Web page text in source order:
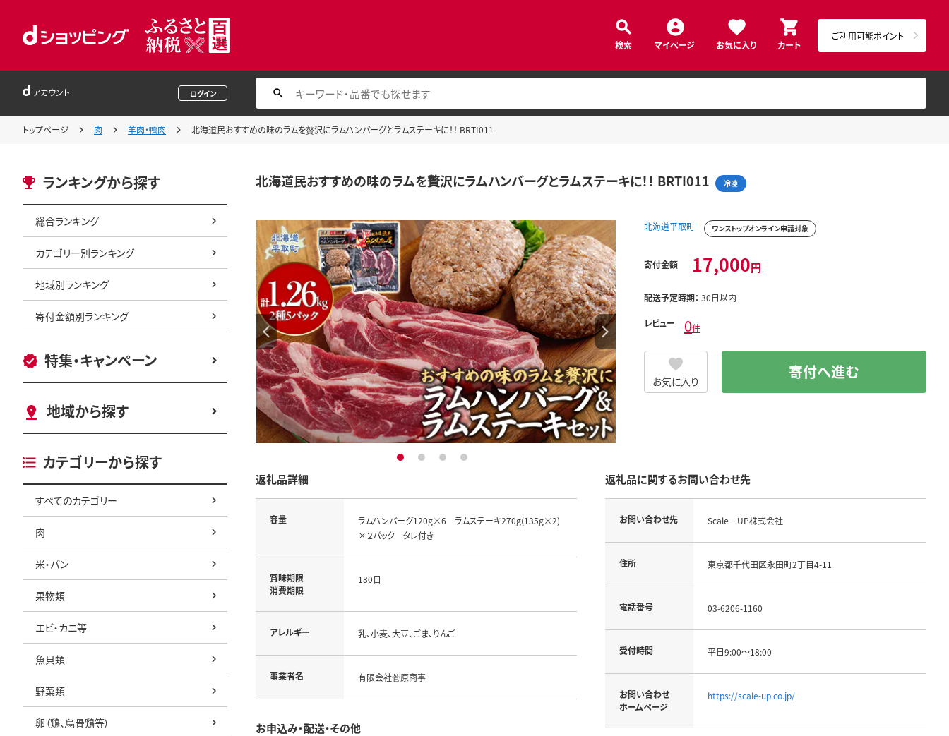
検索 マイページ お気に入り カート
ご利用可能ポイント
アカウント ログイン
トップページ 肉 羊肉・鴨肉 北海道民おすすめの味のラムを贅沢にラムハンバーグとラムステーキに！！ BRTI011
ランキングから探す
総合ランキング
カテゴリー別ランキング
地域別ランキング
寄付金額別ランキング
特集・キャンペーン
地域から探す
カテゴリーから探す
すべてのカテゴリー
肉
米・パン
果物類
エビ・カニ等
魚貝類
野菜類
卵（鶏、烏骨鶏等）
北海道民おすすめの味のラムを贅沢にラムハンバーグとラムステーキに！！ BRTI011 冷凍
1 2 3 4
北海道平取町 ワンストップオンライン申請対象
寄付金額 17,000円
配送予定時期： 30日以内
レビュー 0件
お気に入り 寄付へ進む
返礼品詳細
容量
ラムハンバーグ120g×6 ラムステーキ270g(135g×2)
×２パック タレ付き
賞味期限
消費期限
180日
アレルギー 乳、小麦、大豆、ごま、りんご
事業者名 有限会社菅原商事
お申込み・配送・その他
返礼品に関するお問い合わせ先
お問い合わせ先 Scale－UP株式会社
住所 東京都千代田区永田町2丁目4-11
電話番号 03-6206-1160
受付時間 平日9:00～18:00
お問い合わせ
ホームページ
https://scale-up.co.jp/